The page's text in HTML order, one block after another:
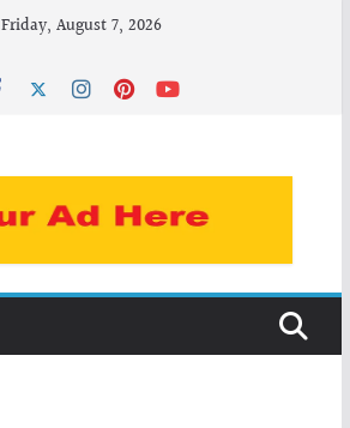
Friday, August 7, 2026